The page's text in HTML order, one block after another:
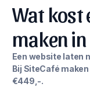
Wat kost
maken
Een website laten
Bij SiteCafé
€449,-.